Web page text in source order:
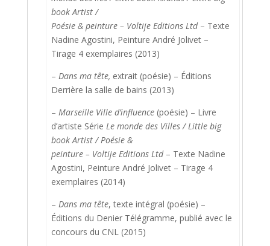
book Artist /
Poésie & peinture – Voltije Editions Ltd– Texte
Nadine Agostini, Peinture André Jolivet –
Tirage 4 exemplaires (2013)
– Dans ma tête, extrait (poésie) – Éditions
Derrière la salle de bains (2013)
– Marseille Ville d’influence (poésie) – Livre
d’artiste Série Le monde des Villes / Little big
book Artist / Poésie &
peinture – Voltije Editions Ltd– Texte Nadine
Agostini, Peinture André Jolivet – Tirage 4
exemplaires (2014)
– Dans ma tête, texte intégral (poésie) –
Éditions du Denier Télégramme, publié avec le
concours du CNL (2015)